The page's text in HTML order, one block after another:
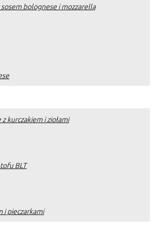
bolognese i mozzarellą
kurczakiem i ziołami
BLT
i pieczarkami